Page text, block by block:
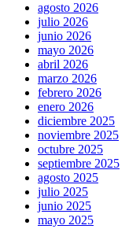
agosto 2026
julio 2026
junio 2026
mayo 2026
abril 2026
marzo 2026
febrero 2026
enero 2026
diciembre 2025
noviembre 2025
octubre 2025
septiembre 2025
agosto 2025
julio 2025
junio 2025
mayo 2025